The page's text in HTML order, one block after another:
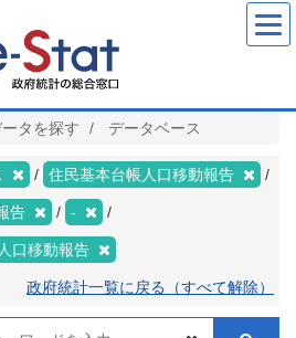
タを探す データベース
住民基本台帳人口移動報告
告 -
口移動報告
政府統計一覧に戻る（すべて解除）